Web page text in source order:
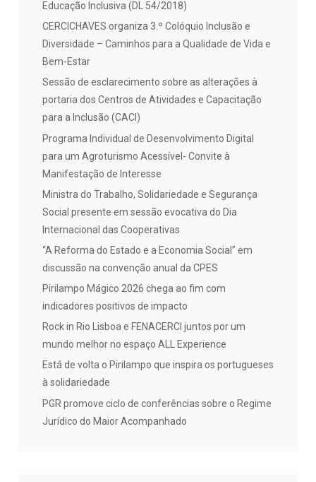
Educação Inclusiva (DL 54/2018)
CERCICHAVES organiza 3.º Colóquio Inclusão e
Diversidade – Caminhos para a Qualidade de Vida e
Bem-Estar
Sessão de esclarecimento sobre as alterações à
portaria dos Centros de Atividades e Capacitação
para a Inclusão (CACI)
Programa Individual de Desenvolvimento Digital
para um Agroturismo Acessível- Convite à
Manifestação de Interesse
Ministra do Trabalho, Solidariedade e Segurança
Social presente em sessão evocativa do Dia
Internacional das Cooperativas
“A Reforma do Estado e a Economia Social” em
discussão na convenção anual da CPES
Pirilampo Mágico 2026 chega ao fim com
indicadores positivos de impacto
Rock in Rio Lisboa e FENACERCI juntos por um
mundo melhor no espaço ALL Experience
Está de volta o Pirilampo que inspira os portugueses
à solidariedade
PGR promove ciclo de conferências sobre o Regime
Jurídico do Maior Acompanhado